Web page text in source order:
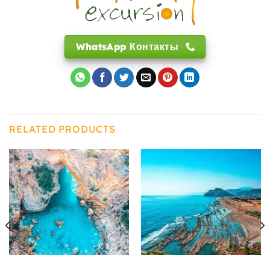
WhatsApp Контакты
RELATED PRODUCTS